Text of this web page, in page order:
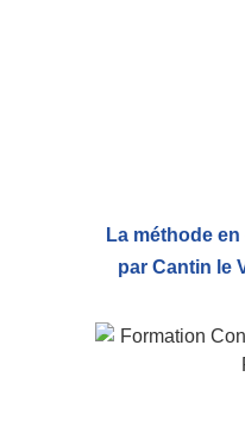
La méthode en
par Cantin le